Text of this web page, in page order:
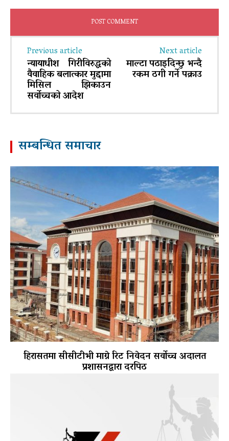
Previous article
न्यायाधीश गिरीविरुद्धको
वैवाहिक बलात्कार मुद्दामा
मिसिल झिकाउन
सर्वोच्चको आदेश
Next article
माल्टा पठाइदिन्छु भन्दै
रकम ठगी गर्ने पक्राउ
सम्बन्धित समाचार
हिरासतमा सीसीटीभी माग्ने रिट निवेदन सर्वोच्च अदालत
प्रशासनद्वारा दरपिठ